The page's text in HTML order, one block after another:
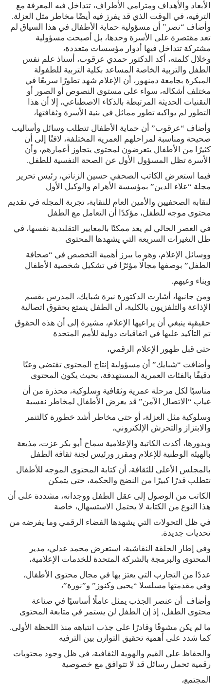
الأبعاد والأهداف ومترامي الأطراف، تتداخل فيه المعرفة مع
الترفيه، في الوقت الذي قد يفرز فيه أيضًا مخاطر مثل العزلة.
وأضاف “نصر” أن مسؤولية حماية الأطفال في هذا السياق لم
تعد مقتصرة على الأسرة وحدها، بل أصبحت مسؤولية
مشتركة تتداخل فيها أدوار مؤسسات متعددة،
وخلال كلمته، أكد الدكتور حمدي عرقوب، أستاذ علم نفس
الطفل والتربية الخاصة المساعد بكلية التربية للطفولة
المبكرة بجامعة دمنهور، أن الإعلام شهد تطورًا سريعًا في
مختلف أشكاله، سواء على مستوى النصوص أو الصور أو
التقنيات الحديثة المرتبطة بالذكاء الاصطناعي، إلا أن هذا
التطور لم يواكبه تطور مماثل في بنية الأسرة وثقافتها،
وأضاف “عرقوب” أن حماية الأطفال تتطلب وسائل وأساليب
صحيحة ومناسبة لمراحلهم العمرية المختلفة، لافتًا إلى أن
كثيرًا من الأطفال يتعرضون لمحتوى يتجاوز أعمارهم، وأن
الأسرة تظل المسؤول الأول عن الصحة النفسية للطفل.
فيما استعرض الكاتب الصحفي حسين الزناتي، رئيس تحرير
مجلة “علاء الدين” بمؤسسة الأهرام والوكيل الأول
لنقابة الصحفيين والأمين العام للنقابة، تجربة المجلة في تقديم
محتوى موجه للطفل، مؤكدًا أن التعامل مع الطفل
في العصر الحالي لم يعد ممكنًا بالمعايير التقليدية نفسها، في
ظل التغيرات السريعة التي يشهدها المحتوى
ووسائل الإعلام، وهو ما يبرز أهمية التخصص في “صحافة
الطفل” بوصفها مجالًا مؤثرًا في تشكيل شخصية الأطفال
وبناء وعيهم.
ومن جانبها، أشارت الدكتورة نيرة شبايك، المدرس بقسم
الإذاعة والتلفزيون بالكلية، أن الطفل يتمتع بحقوق اتصالية
حقيقية ينبغي أن يراعيها الإعلام، مشيرة إلى أن هذه الحقوق
تم التأكيد عليها في اتفاقيات دولية للأمم المتحدة
حتى قبل ظهور الإعلام الرقمي،
وأضافت “شبايك” أن مسؤولية إنتاج المحتوى تقتضي وعيًا
دقيقًا بالفئات العمرية المستهدفة، بحيث يكون المحتوى
مناسبًا لكل مرحلة عمرية وثقافية وسلوكية، محذرة من أن
غياب “الاتصال الآمن” قد يعرض الأطفال لمخاطر نفسية
وسلوكية مثل العزلة، أو حتى مخاطر أشد خطورة كالتنمر
والابتزاز والتحرش الإلكتروني،
وبدورها، أكدت الكاتبة والإعلامية سماح أبو بكر عزت، مذيعة
بالهيئة الوطنية للإعلام ومقرر ورئيس لجنة ثقافة الطفل
بالمجلس الأعلى للثقافة، أن كتابة المحتوى الموجه للأطفال
تتطلب قدرًا كبيرًا من النضج والحكمة، حتى يتمكن
الكاتب من الوصول إلى عقل الطفل ووجدانه، مشددة على أن
هذا النوع من الكتابة لا يحتمل الاستسهال، خاصة
في ظل التحولات التي يشهدها الفضاء الرقمي وما يفرضه من
تحديات جديدة.
وفي إطار الحلقة النقاشية، استعرض محمد عدلي، مدير
المحتوى والبرمجة بالشركة المتحدة للخدمات الإعلامية،
عددًا من التجارب التي يعتز بها في مجال محتوى الأطفال،
وفي مقدمتها مسلسلا “يحيى وكنوز” و”نورة”،
وأضاف أن عنصر الجذب يمثل عاملًا أساسيًا في صناعة
محتوى الطفل، إذ إن الطفل لن يستمر في متابعة المحتوى
ما لم يكن مشوقًا وقادرًا على جذب انتباهه منذ اللحظة الأولى.
كما شدد على أهمية تحقيق التوازن بين الترفيه
والحفاظ على القيم والهوية الثقافية، في ظل وجود محتويات
رقمية تحمل رسائل قد لا تتوافق مع خصوصية
المجتمع،